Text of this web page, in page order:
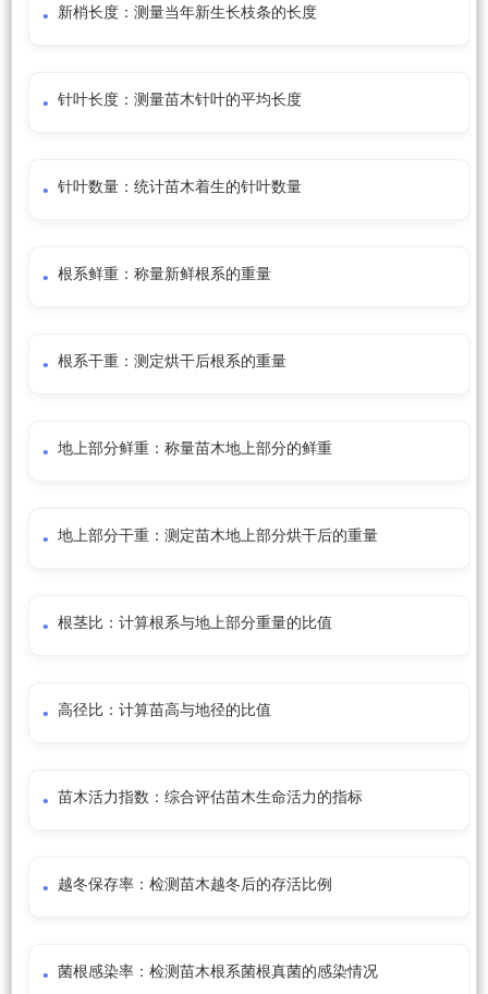
新梢长度：测量当年新生长枝条的长度
针叶长度：测量苗木针叶的平均长度
针叶数量：统计苗木着生的针叶数量
根系鲜重：称量新鲜根系的重量
根系干重：测定烘干后根系的重量
地上部分鲜重：称量苗木地上部分的鲜重
地上部分干重：测定苗木地上部分烘干后的重量
根茎比：计算根系与地上部分重量的比值
高径比：计算苗高与地径的比值
苗木活力指数：综合评估苗木生命活力的指标
越冬保存率：检测苗木越冬后的存活比例
菌根感染率：检测苗木根系菌根真菌的感染情况